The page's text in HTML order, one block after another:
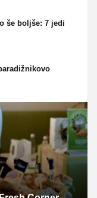
še boljše: 7 jedi